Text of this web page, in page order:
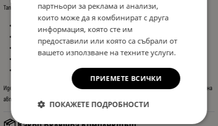
Тапицерията предпазва фабричните седалки от:
Идеално решение както за запазване на интериора, така и за цялостно освежаване на
автомобила.
партньори за реклама и анализи,
които може да я комбинират с друга
информация, която сте им
предоставили или която са събрали от
вашето използване на техните услуги.
ПРИЕМЕТЕ ВСИЧКИ
ПОКАЖЕТЕ ПОДРОБНОСТИ